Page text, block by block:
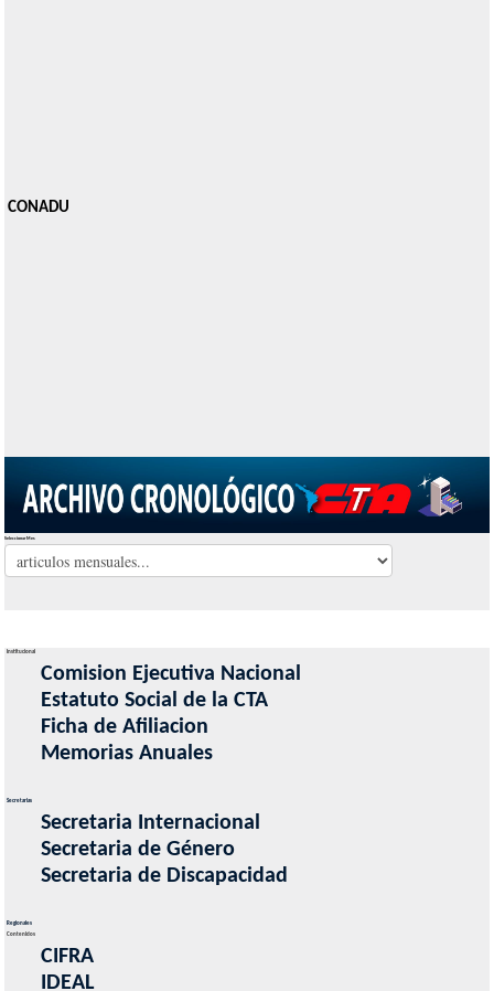
CONADU
Seleccionar Mes
Institucional
Comision Ejecutiva Nacional
Estatuto Social de la CTA
Ficha de Afiliacion
Memorias Anuales
Secretarias
Secretaria Internacional
Secretaria de Género
Secretaria de Discapacidad
Regionales
Contenidos
CIFRA
IDEAL